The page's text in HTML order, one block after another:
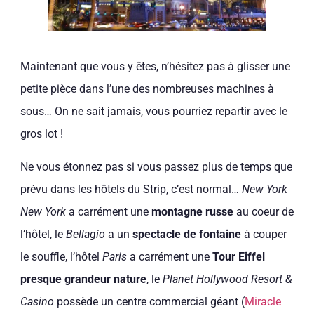
Maintenant que vous y êtes, n’hésitez pas à glisser une
petite pièce dans l’une des nombreuses machines à
sous… On ne sait jamais, vous pourriez repartir avec le
gros lot !
Ne vous étonnez pas si vous passez plus de temps que
prévu dans les hôtels du Strip, c’est normal… New York
New Yorka carrément une montagne russeau coeur de
l’hôtel, le Bellagio a un spectacle de fontaineà couper
le souffle, l’hôtel Parisa carrément une Tour Eiffel
presque grandeur nature, le Planet Hollywood Resort &
Casino possède un centre commercial géant (Miracle